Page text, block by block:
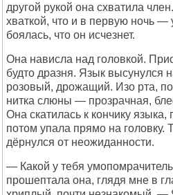
другой рукой она схватила
хваткой, что и в первую ночь —
боялась, что он исчезнет.
Она нависла над головкой.
будто дразня. Язык высунулся
розовый, дрожащий. Изо рта, по
нитка слюны — прозрачная,
Она скатилась к кончику языка,
потом упала прямо на головку.
дёрнулся от неожиданности.
— Какой у тебя
прошептала она, глядя мне в